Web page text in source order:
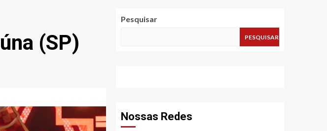
(SP)
Pesquisar
PESQUISAR
Nossas Redes